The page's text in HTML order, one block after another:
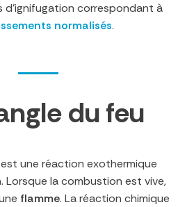
correspondant à
normalisés.
du feu
est une réaction exothermique
Lorsque la combustion est vive,
flamme. La réaction chimique